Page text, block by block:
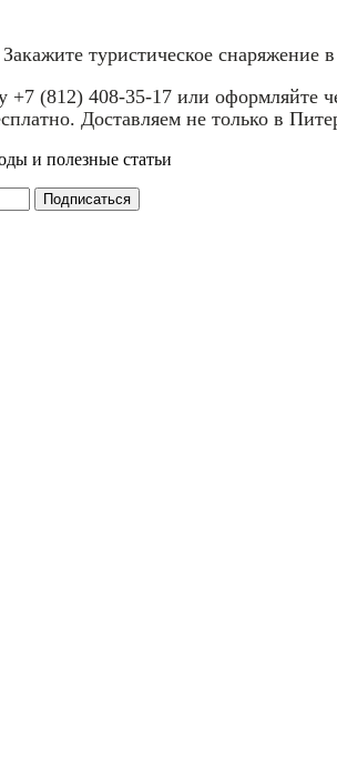
туристическое снаряжение
+7 (812) 408-35-17 или оформляйте
Доставляем не только в
и полезные статьи